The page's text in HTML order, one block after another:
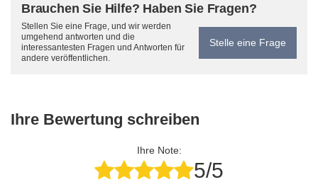
Brauchen Sie Hilfe? Haben Sie Fragen?
Stellen Sie eine Frage, und wir werden
umgehend antworten und die
interessantesten Fragen und Antworten für
andere veröffentlichen.
Stelle eine Frage
Ihre Bewertung schreiben
Ihre Note:
5/5